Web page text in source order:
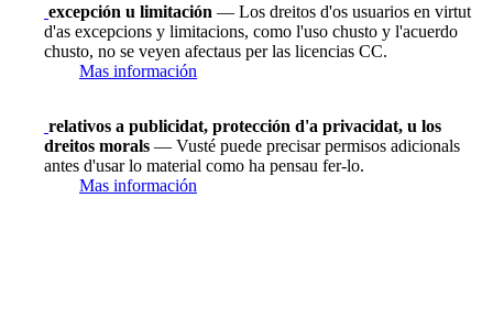
excepción u limitación — Los dreitos d'os usuarios en virtut
d'as excepcions y limitacions, como l'uso chusto y l'acuerdo
chusto, no se veyen afectaus per las licencias CC.
Mas información
relativos a publicidat, protección d'a privacidat, u los
dreitos morals — Vusté puede precisar permisos adicionals
antes d'usar lo material como ha pensau fer-lo.
Mas información